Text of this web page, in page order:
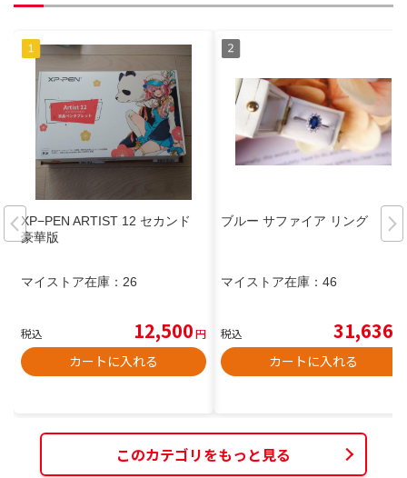
XP−PEN ARTIST 12 セカンド
豪華版
マイストア在庫： 26
税込 12,500円
カートに入れる
ブルー サファイア リング
マイストア在庫： 46
税込 31,636
カートに入れる
このカテゴリをもっと見る